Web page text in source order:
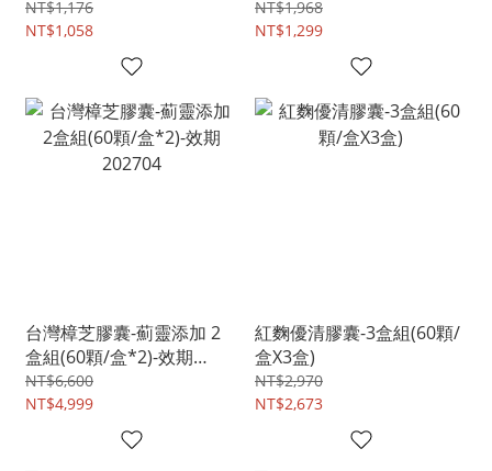
NT$1,176
NT$1,058
NT$1,968
NT$1,299
台灣樟芝膠囊-薊靈添加 2
盒組(60顆/盒*2)-效期
202704
NT$6,600
NT$4,999
紅麴優清膠囊-3盒組(60顆/
盒X3盒)
NT$2,970
NT$2,673